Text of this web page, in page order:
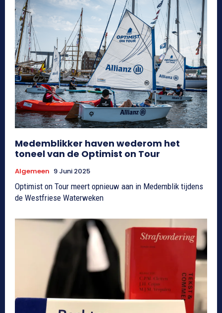
Medemblikker haven wederom het
toneel van de Optimist on Tour
Algemeen 9 Juni 2025
Optimist on Tour meert opnieuw aan in Medemblik tijdens
de Westfriese Waterweken